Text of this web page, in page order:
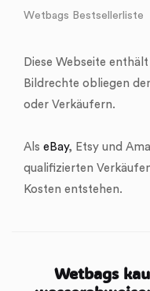
Wetbags Bestsellerliste
Diese Webseite
Bildrechte obliegen
oder Verkäufern.
Als eBay, Etsy und
qualifizierten
Kosten entstehen.
Wetbags